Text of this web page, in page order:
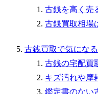
古銭を高く売
古銭買取相場
古銭買取で気にな
古銭の宅配買
キズ汚れや摩
鑑定書のない